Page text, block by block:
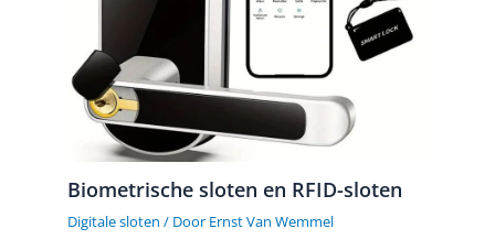
Biometrische sloten en RFID-sloten
Digitale sloten / Door Ernst Van Wemmel